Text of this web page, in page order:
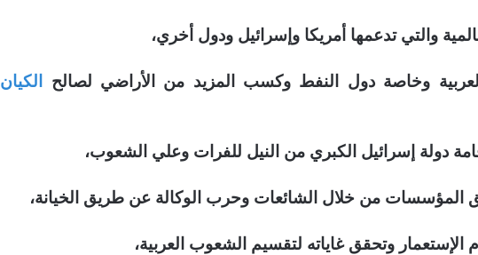
والتي تدعمها أمريكا وإسرائيل ودول أخري،
وخاصة دول النفط وكسب المزيد من الأراضي لصالح
الكيان
دولة إسرائيل الكبري من النيل للفرات وعلي الشعوب،
المؤسسات من خلال الشائعات وحرب الوكالة عن طريق الخيانة،
الإستعمار وتحقق غاياته لتقسيم الشعوب العربية،